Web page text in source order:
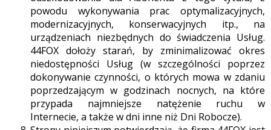
powodu wykonywania prac optymalizacyjnych,
modernizacyjnych, konserwacyjnych itp., na
urządzeniach niezbędnych do świadczenia Usług.
44FOX dołoży starań, by zminimalizować okres
niedostępności Usług (w szczególności poprzez
dokonywanie czynności, o których mowa w zdaniu
poprzedzającym w godzinach nocnych, na które
przypada najmniejsze natężenie ruchu w
Internecie, a także w dni inne niż Dni Robocze).